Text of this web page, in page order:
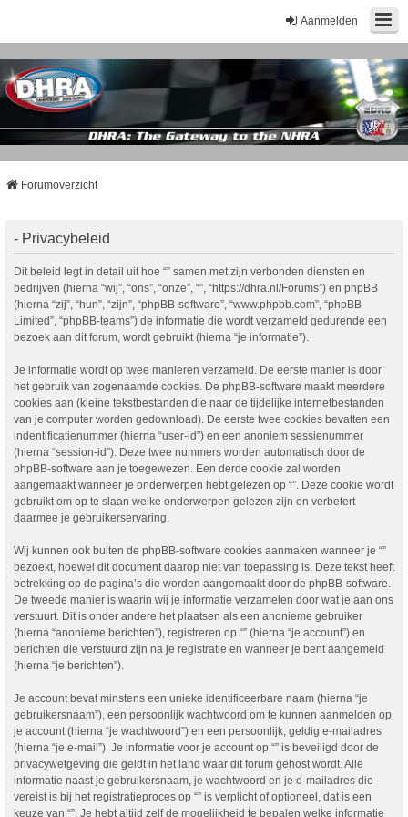
Aanmelden
Forumoverzicht
- Privacybeleid
Dit beleid legt in detail uit hoe “” samen met zijn verbonden diensten en
bedrijven (hierna “wij”, “ons”, “onze”, “”, “https://dhra.nl/Forums”) en phpBB
(hierna “zij”, “hun”, “zijn”, “phpBB-software”, “www.phpbb.com”, “phpBB
Limited”, “phpBB-teams”) de informatie die wordt verzameld gedurende een
bezoek aan dit forum, wordt gebruikt (hierna “je informatie”).
Je informatie wordt op twee manieren verzameld. De eerste manier is door
het gebruik van zogenaamde cookies. De phpBB-software maakt meerdere
cookies aan (kleine tekstbestanden die naar de tijdelijke internetbestanden
van je computer worden gedownload). De eerste twee cookies bevatten een
indentificatienummer (hierna “user-id”) en een anoniem sessienummer
(hierna “session-id”). Deze twee nummers worden automatisch door de
phpBB-software aan je toegewezen. Een derde cookie zal worden
aangemaakt wanneer je onderwerpen hebt gelezen op “”. Deze cookie wordt
gebruikt om op te slaan welke onderwerpen gelezen zijn en verbetert
daarmee je gebruikerservaring.
Wij kunnen ook buiten de phpBB-software cookies aanmaken wanneer je “”
bezoekt, hoewel dit document daarop niet van toepassing is. Deze tekst heeft
betrekking op de pagina’s die worden aangemaakt door de phpBB-software.
De tweede manier is waarin wij je informatie verzamelen door wat je aan ons
verstuurt. Dit is onder andere het plaatsen als een anonieme gebruiker
(hierna “anonieme berichten”), registreren op “” (hierna “je account”) en
berichten die verstuurd zijn na je registratie en wanneer je bent aangemeld
(hierna “je berichten”).
Je account bevat minstens een unieke identificeerbare naam (hierna “je
gebruikersnaam”), een persoonlijk wachtwoord om te kunnen aanmelden op
je account (hierna “je wachtwoord”) en een persoonlijk, geldig e-mailadres
(hierna “je e-mail”). Je informatie voor je account op “” is beveiligd door de
privacywetgeving die geldt in het land waar dit forum gehost wordt. Alle
informatie naast je gebruikersnaam, je wachtwoord en je e-mailadres die
vereist is bij het registratieproces op “” is verplicht of optioneel, dat is een
keuze van “”. Je hebt altijd zelf de mogelijkheid te bepalen welke informatie